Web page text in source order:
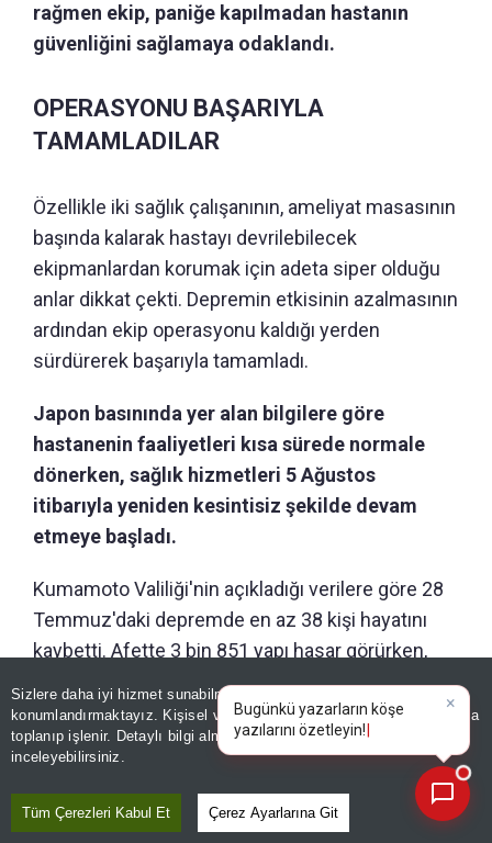
Sizlere daha iyi hizmet sunabilmek adına sitemizde
konumlandırmaktayız. Kişisel verileriniz, KVKK ve GDPR kapsamında
toplanıp işlenir. Detaylı bilgi almak içinAydınlatma Metnimizi
inceleyebilirsiniz.
Tüm Çerezleri Kabul Et Çerez Ayarlarına Git
rağmen ekip, paniğe kapılmadan hastanın
güvenliğini sağlamaya odaklandı.
OPERASYONU BAŞARIYLA
TAMAMLADILAR
Özellikle iki sağlık çalışanının, ameliyat masasının
başında kalarak hastayı devrilebilecek
ekipmanlardan korumak için adeta siper olduğu
anlar dikkat çekti. Depremin etkisinin azalmasının
ardından ekip operasyonu kaldığı yerden
sürdürerek başarıyla tamamladı.
Japon basınında yer alan bilgilere göre
hastanenin faaliyetleri kısa sürede normale
dönerken, sağlık hizmetleri 5 Ağustos
itibarıyla yeniden kesintisiz şekilde devam
etmeye başladı.
Kumamoto Valiliği'nin açıkladığı verilere göre 28
Temmuz'daki depremde en az 38 kişi hayatını
kaybetti. Afette 3 bin 851 yapı hasar görürken,
181 bina tamamen yıkıldı. Deprem, bölgede son
yılların en yıkıcı doğal afetlerinden biri olarak
kayıtlara geçti.
Editör :SİNEM GÖNEN| Kaynak: İHLAS HABER AJANSI
×
Bugünkü yazarların köşe
yazılarını özetleyin!